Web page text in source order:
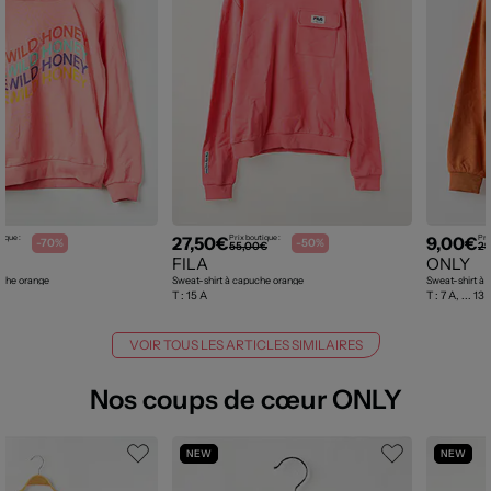
: -70%
orange
27,50€Prix boutique :
55,00€ -50%
FILA
Sweat-shirt à capuche orange
T : 15 A
9,00€
ONLY
Sweat-shirt à
T : 7 A, ... 13
VOIR TOUS LES ARTICLES SIMILAIRES
Nos coups de cœur ONLY
NEW NEW